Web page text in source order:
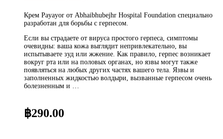
Крем Payayor от Abhaibhubejhr Hospital Foundation специально
разработан для борьбы с герпесом.
Если вы страдаете от вируса простого герпеса, симптомы
очевидны: ваша кожа выглядит непривлекательно, вы
испытываете зуд или жжение. Как правило, герпес возникает
вокруг рта или на половых органах, но язвы могут также
появляться на любых других частях вашего тела. Язвы и
заполненных жидкостью волдыри, вызванные герпесом очень
болезненным и …
฿290.00